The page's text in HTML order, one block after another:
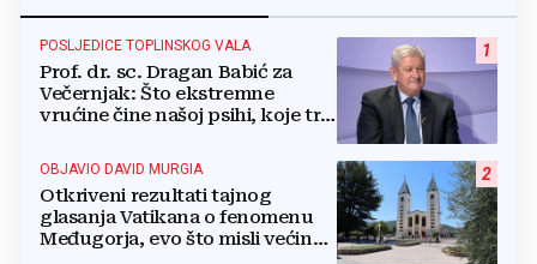
1
POSLJEDICE TOPLINSKOG VALA
Prof. dr. sc. Dragan Babić za
Večernjak: Što ekstremne
vrućine čine našoj psihi, koje tri
boriti...
2
OBJAVIO DAVID MURGIA
Otkriveni rezultati tajnog
glasanja Vatikana o fenomenu
Međugorja, evo što misli većina